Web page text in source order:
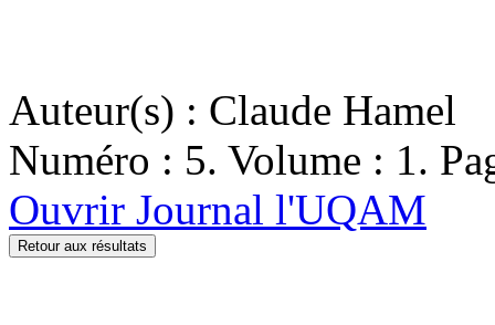
Auteur(s) : Claude Hamel
Numéro : 5. Volume : 1.
Ouvrir Journal l'UQAM
Retour aux résultats